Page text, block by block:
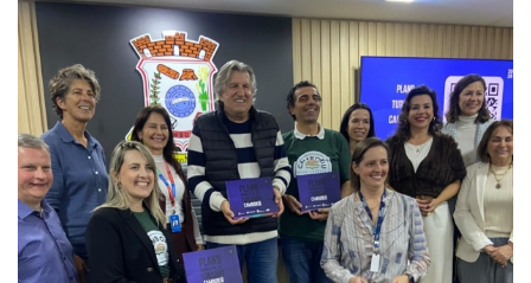
09/08/2026 | 07:00
Prefeitura apresenta projeto da Praça do Pescador à comunidade na
próxima quinta-feira (13/08)
BALNEÁRIO PIÇARRAS